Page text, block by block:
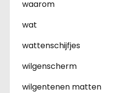
waarom
wat
wattenschijfjes
wilgenscherm
wilgentenen matten